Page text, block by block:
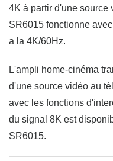
4K à partir d'une source
SR6015 fonctionne
a la 4K/60Hz.
L'ampli home-cinéma
d'une source vidéo au
avec les fonctions
du signal 8K est
SR6015.